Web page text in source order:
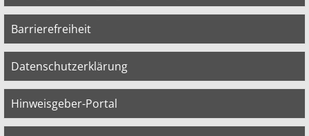
Barrierefreiheit
Datenschutzerklärung
Hinweisgeber-Portal